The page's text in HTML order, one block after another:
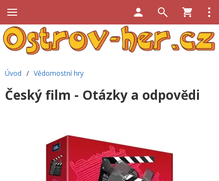
Úvod / Vědomostní hry
Český film - Otázky a odpovědi